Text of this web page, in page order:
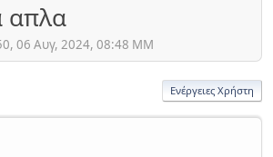
απλα
06 Αυγ, 2024, 08:48 ΜΜ
Ενέργειες Χρήστη